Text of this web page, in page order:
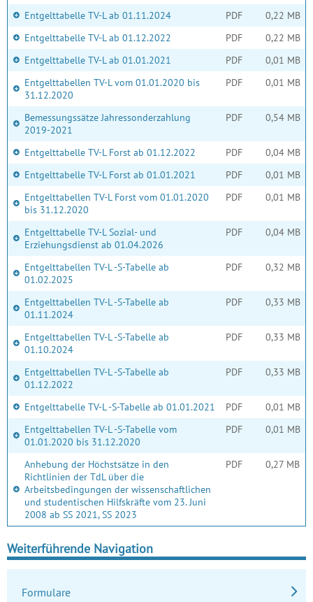
Entgelttabelle TV-L ab 01.11.2024
PDF
0,22 MB
Entgelttabelle TV-L ab 01.12.2022
PDF
0,22 MB
Entgelttabelle TV-L ab 01.01.2021
PDF
0,01 MB
Entgelttabellen TV-L vom 01.01.2020 bis
31.12.2020
PDF 0,01 MB
Bemessungssätze Jahressonderzahlung
2019-2021
PDF 0,54 MB
Entgelttabelle TV-L Forst ab 01.12.2022 PDF
0,04 MB
Entgelttabelle TV-L Forst ab 01.01.2021
PDF
0,01 MB
Entgelttabellen TV-L Forst vom 01.01.2020
bis 31.12.2020
PDF 0,01 MB
Entgelttabelle TV-L Sozial- und
Erziehungsdienst ab 01.04.2026
PDF 0,04 MB
Entgelttabellen TV-L -S-Tabelle ab
01.02.2025
PDF 0,32 MB
Entgelttabellen TV-L -S-Tabelle ab
01.11.2024
PDF 0,33 MB
Entgelttabellen TV-L -S-Tabelle ab
01.10.2024
PDF 0,33 MB
Entgelttabellen TV-L -S-Tabelle ab
01.12.2022
PDF 0,33 MB
Entgelttabelle TV-L -S-Tabelle ab 01.01.2021 PDF
0,01 MB
Entgelttabellen TV-L -S-Tabelle vom
01.01.2020 bis 31.12.2020
PDF 0,01 MB
Anhebung der Höchstsätze in den
Richtlinien der TdL über die
Arbeitsbedingungen der wissenschaftlichen
und studentischen Hilfskräfte vom 23. Juni
2008 ab SS 2021, SS 2023
PDF 0,27 MB
Weiterführende Navigation
Formulare